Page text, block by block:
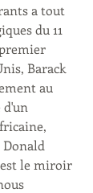
a tout
du 11
Barack
au
d'un
le miroir